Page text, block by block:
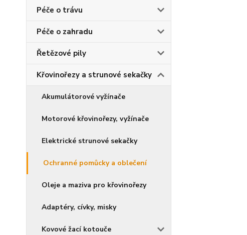
Péče o trávu
Péče o zahradu
Řetězové pily
Křovinořezy a strunové sekačky
Akumulátorové vyžínače
Motorové křovinořezy, vyžínače
Elektrické strunové sekačky
Ochranné pomůcky a oblečení
Oleje a maziva pro křovinořezy
Adaptéry, cívky, misky
Kovové žací kotouče